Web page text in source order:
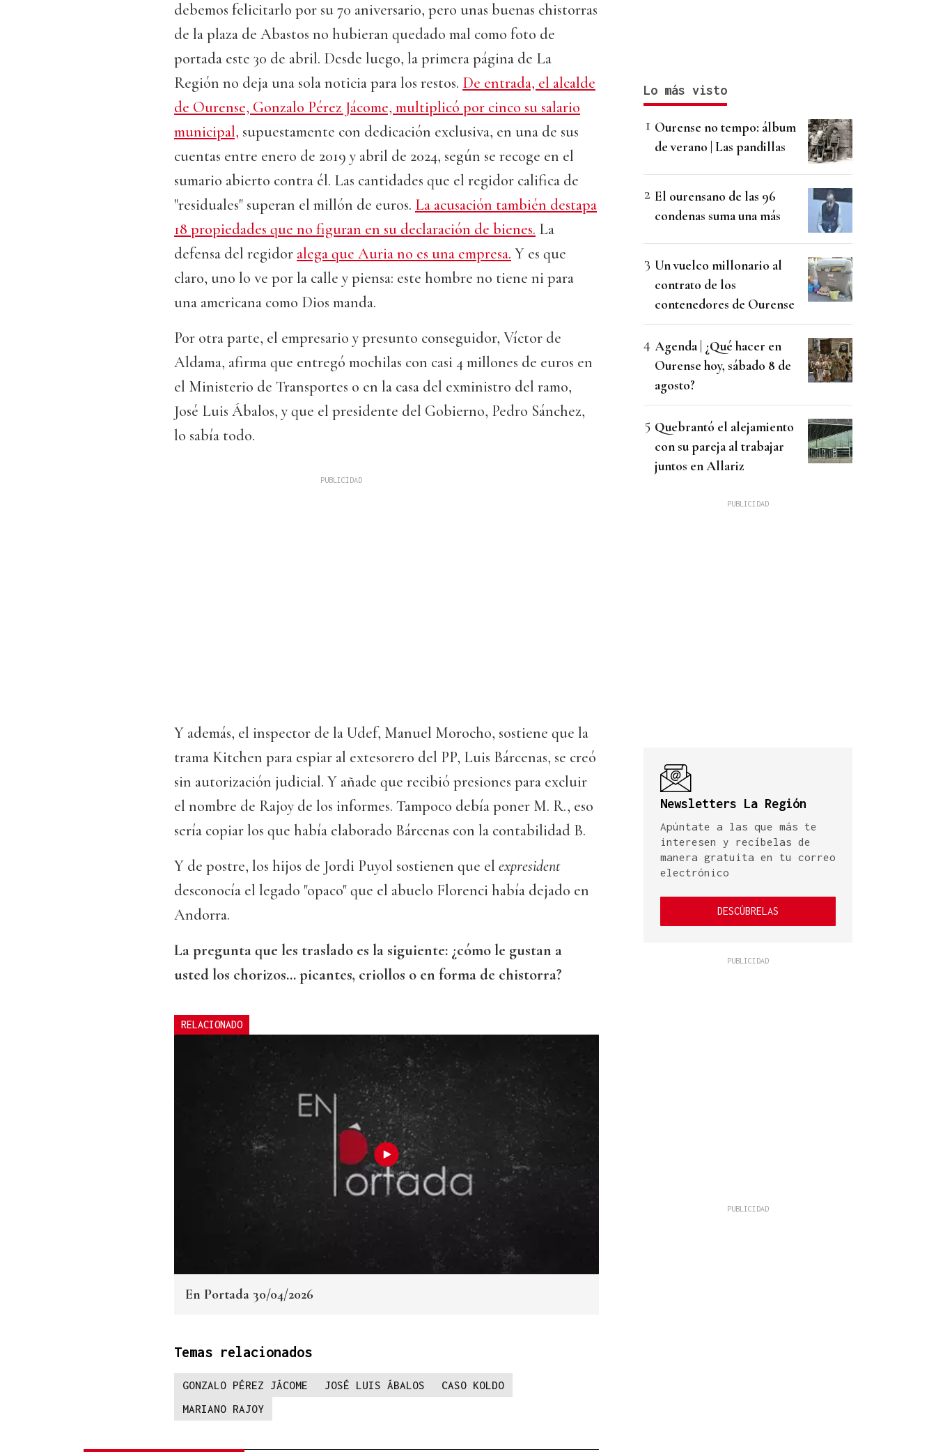
debemos felicitarlo por su 70 aniversario, pero unas buenas chistorras
de la plaza de Abastos no hubieran quedado mal como foto de
portada este 30 de abril. Desde luego, la primera página de La
Región no deja una sola noticia para los restos. De entrada, el alcalde
de Ourense, Gonzalo Pérez Jácome, multiplicó por cinco su salario
municipal, supuestamente con dedicación exclusiva, en una de sus
cuentas entre enero de 2019 y abril de 2024, según se recoge en el
sumario abierto contra él. Las cantidades que el regidor califica de
"residuales" superan el millón de euros. La acusación también destapa
18 propiedades que no figuran en su declaración de bienes. La
defensa del regidor alega que Auria no es una empresa. Y es que
claro, uno lo ve por la calle y piensa: este hombre no tiene ni para
una americana como Dios manda.
Por otra parte, el empresario y presunto conseguidor, Víctor de
Aldama, afirma que entregó mochilas con casi 4 millones de euros en
el Ministerio de Transportes o en la casa del exministro del ramo,
José Luis Ábalos, y que el presidente del Gobierno, Pedro Sánchez,
lo sabía todo.
Y además, el inspector de la Udef, Manuel Morocho, sostiene que la
trama Kitchen para espiar al extesorero del PP, Luis Bárcenas, se creó
sin autorización judicial. Y añade que recibió presiones para excluir
el nombre de Rajoy de los informes. Tampoco debía poner M. R., eso
sería copiar los que había elaborado Bárcenas con la contabilidad B.
Y de postre, los hijos de Jordi Puyol sostienen que el expresident
desconocía el legado "opaco" que el abuelo Florenci había dejado en
Andorra.
La pregunta que les traslado es la siguiente: ¿cómo le gustan a
usted los chorizos… picantes, criollos o en forma de chistorra?
RELACIONADO
En Portada 30/04/2026
Temas relacionados
GONZALO PÉREZ JÁCOME JOSÉ LUIS ÁBALOS
CASO KOLDO
MARIANO RAJOY
Lo más visto
Ourense no tempo: álbum
de verano | Las pandillas
El ourensano de las 96
condenas suma una más
Un vuelco millonario al
contrato de los
contenedores de Ourense
Agenda | ¿Qué hacer en
Ourense hoy, sábado 8 de
agosto?
Quebrantó el alejamiento
con su pareja al trabajar
juntos en Allariz
Newsletters La Región
Apúntate a las que más te
interesen y recíbelas de
manera gratuita en tu correo
electrónico
DESCÚBRELAS